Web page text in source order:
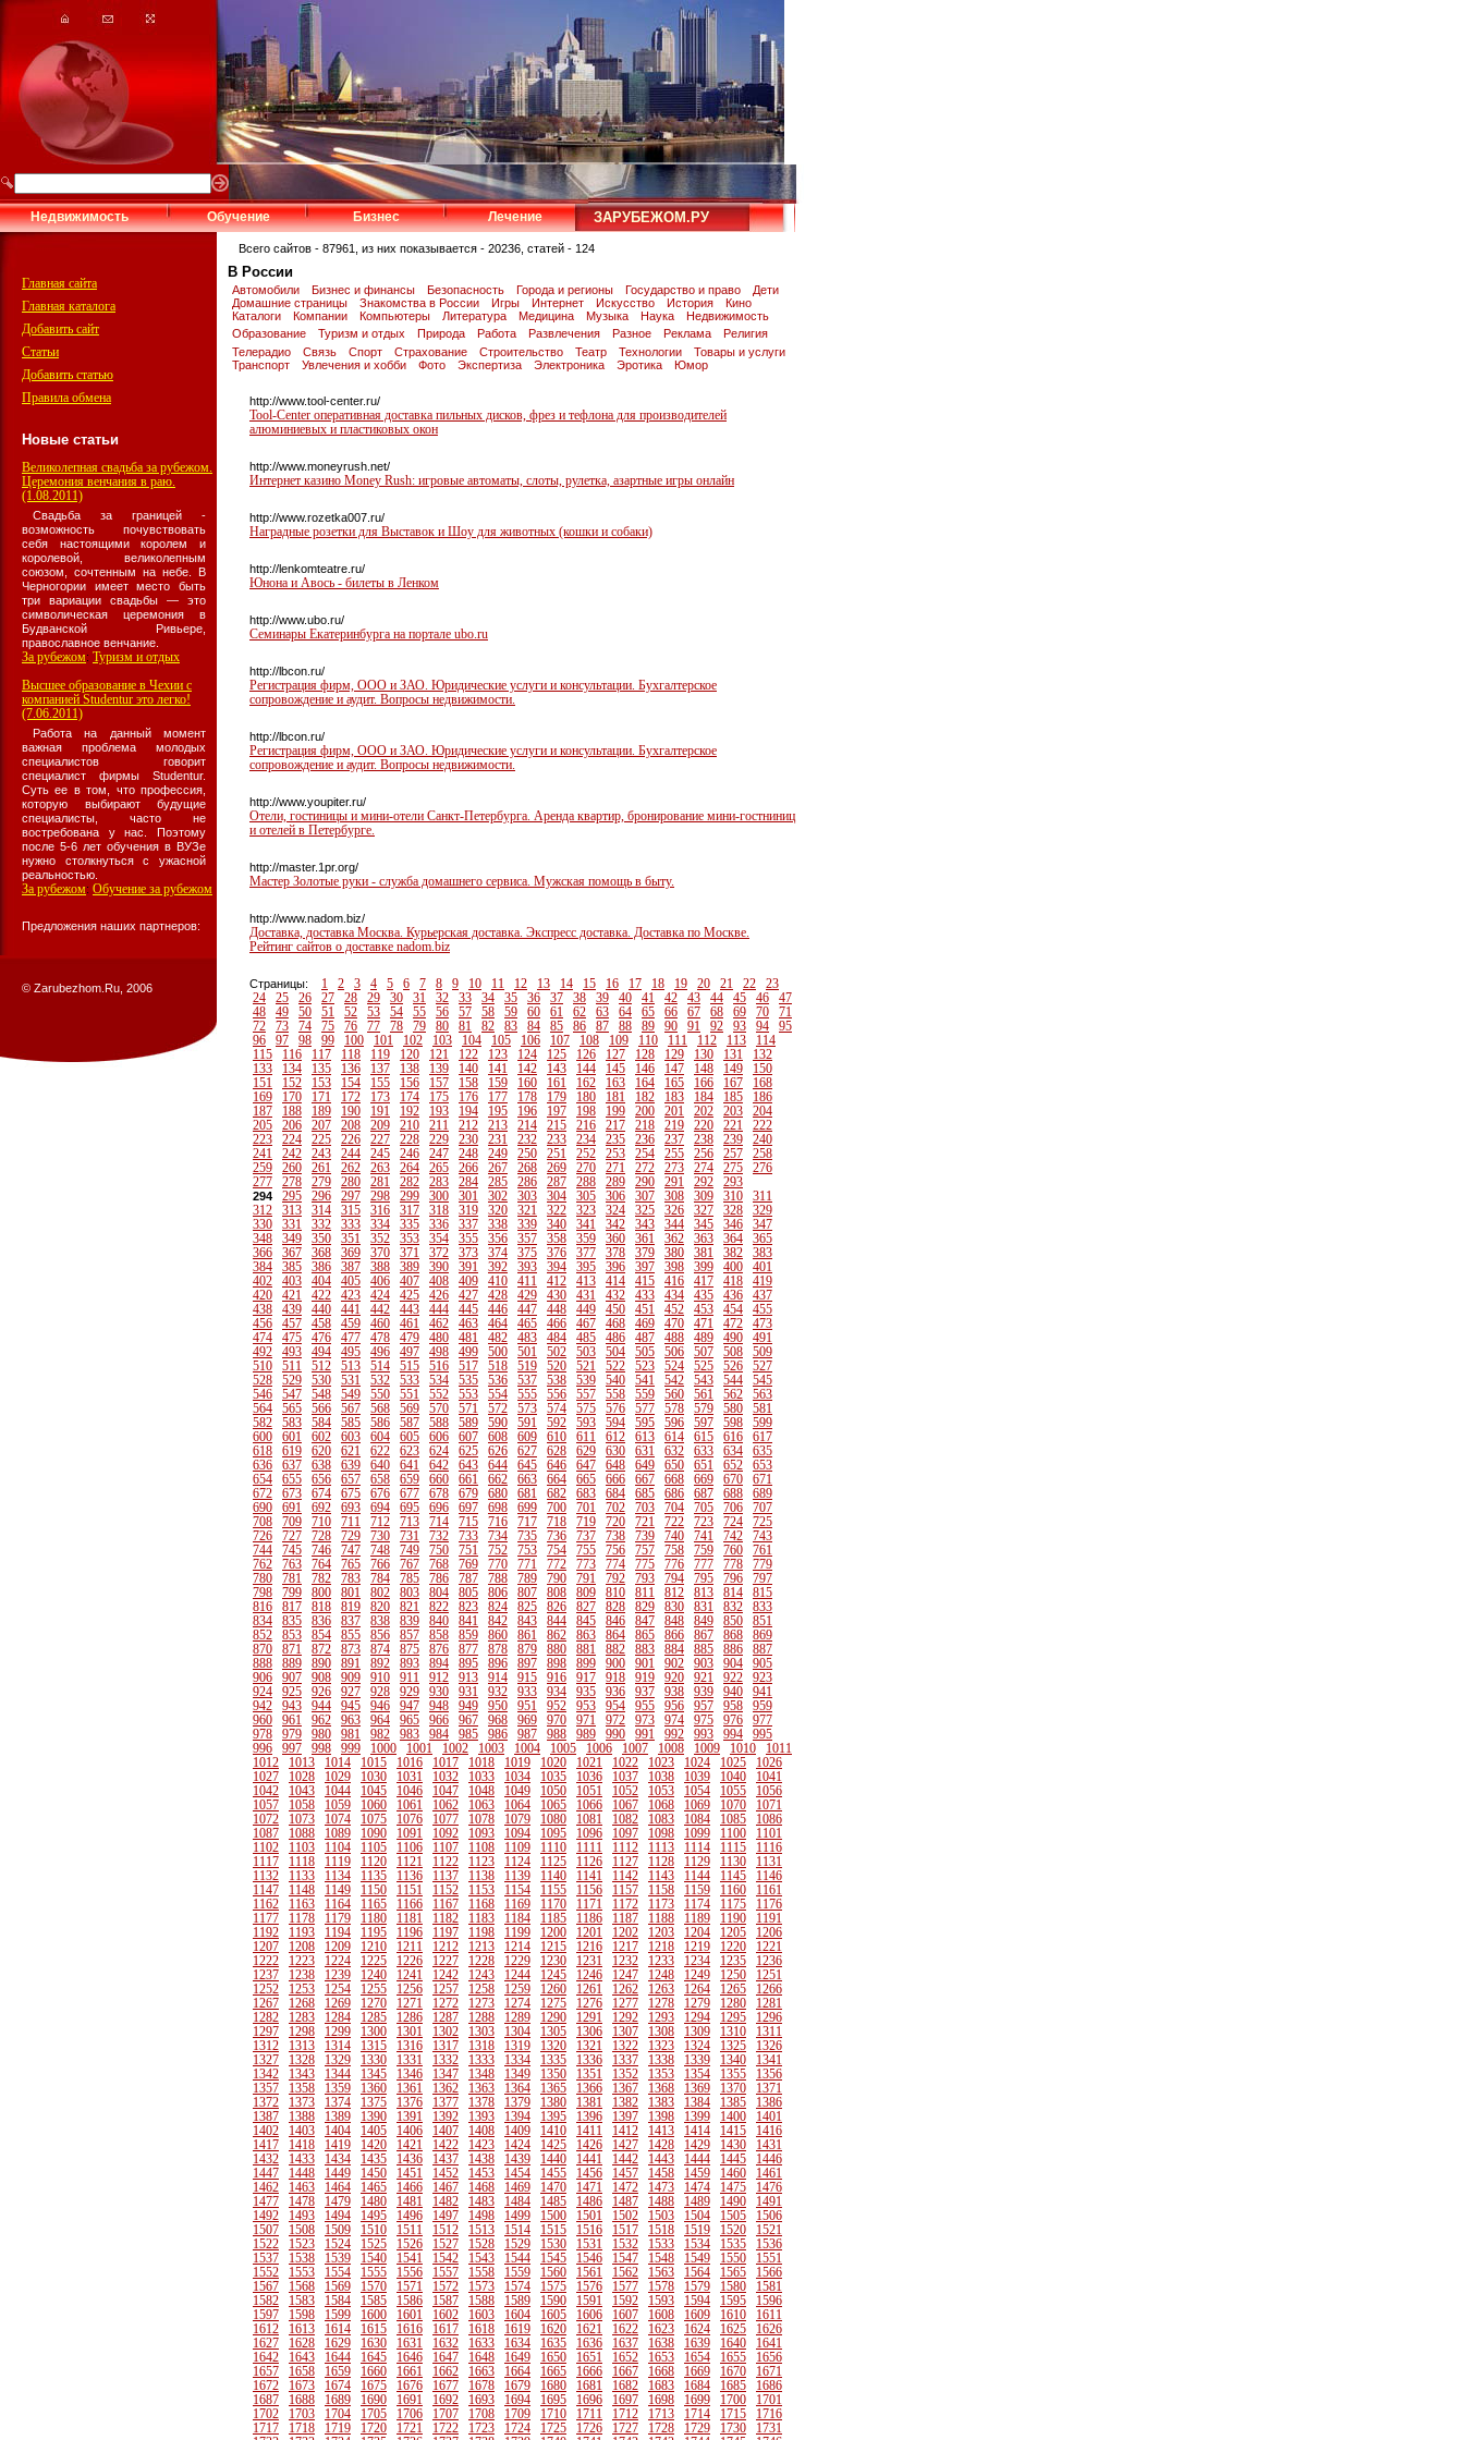
Недвижимость Обучение Бизнес Лечение ЗАРУБЕЖОМ.РУ
Главная сайта
Главная каталога
Добавить сайт
Статьи
Добавить статью
Правила обмена
Новые статьи
Великолепная свадьба за рубежом.
Церемония венчания в раю.
(1.08.2011)
Свадьба за границей -
возможность почувствовать
себя настоящими королем и
королевой, великолепным
союзом, сочтенным на небе. В
Черногории имеет место быть
три вариации свадьбы — это
символическая церемония в
Будванской Ривьере,
православное венчание.
За рубежом: Туризм и отдых
Высшее образование в Чехии с
компанией Studentur это легко!
(7.06.2011)
Работа на данный момент
важная проблема молодых
специалистов говорит
специалист фирмы Studentur.
Суть ее в том, что профессия,
которую выбирают будущие
специалисты, часто не
востребована у нас. Поэтому
после 5-6 лет обучения в ВУЗе
нужно столкнуться с ужасной
реальностью.
За рубежом: Обучение за рубежом
Предложения наших партнеров:
© Zarubezhom.Ru, 2006
Всего сайтов - 87961, из них показывается - 20236, статей - 124
В России
Автомобили Бизнес и финансы Безопасность Города и регионы Государство и право
Дети
Домашние страницы
Знакомства в России Игры Интернет Искусство История
Кино
Каталоги
Компании Компьютеры Литература Медицина Музыка Наука
Недвижимость
Образование
Туризм и отдых Природа Работа Развлечения Разное Реклама
Религия
Телерадио
Связь Спорт Страхование Строительство Театр Технологии
Товары и услуги
Транспорт
Увлечения и хобби Фото Экспертиза Электроника Эротика Юмор
http://www.tool-center.ru/
Tool-Center оперативная доставка пильных дисков, фрез и тефлона для производителей
алюминиевых и пластиковых окон
http://www.moneyrush.net/
Интернет казино Money Rush: игровые автоматы, слоты, рулетка, азартные игры онлайн
http://www.rozetka007.ru/
Наградные розетки для Выставок и Шоу для животных (кошки и собаки)
http://lenkomteatre.ru/
Юнона и Авось - билеты в Ленком
http://www.ubo.ru/
Семинары Екатеринбурга на портале ubo.ru
http://lbcon.ru/
Регистрация фирм, ООО и ЗАО. Юридические услуги и консультации. Бухгалтерское
сопровождение и аудит. Вопросы недвижимости.
http://lbcon.ru/
Регистрация фирм, ООО и ЗАО. Юридические услуги и консультации. Бухгалтерское
сопровождение и аудит. Вопросы недвижимости.
http://www.youpiter.ru/
Отели, гостиницы и мини-отели Санкт-Петербурга. Аренда квартир, бронирование мини-гостниниц
и отелей в Петербурге.
http://master.1pr.org/
Мастер Золотые руки - служба домашнего сервиса. Мужская помощь в быту.
http://www.nadom.biz/
Доставка, доставка Москва. Курьерская доставка. Экспресс доставка. Доставка по Москве.
Рейтинг сайтов о доставке nadom.biz
Страницы: 1 2 3 4 5 6 7 8 9 10 11 12 13 14 15 16 17 18 19 20 21 22
23
24
25 26 27 28 29 30 31 32 33 34 35 36 37 38 39 40 41 42 43 44 45 46
47
48
49 50 51 52 53 54 55 56 57 58 59 60 61 62 63 64 65 66 67 68 69 70
71
72
73 74 75 76 77 78 79 80 81 82 83 84 85 86 87 88 89 90 91 92 93 94
95
96
97 98 99 100 101 102 103 104 105 106 107 108 109 110 111 112 113
114
115
116 117 118 119 120 121 122 123 124 125 126 127 128 129 130 131
132
133
134 135 136 137 138 139 140 141 142 143 144 145 146 147 148 149
150
151
152 153 154 155 156 157 158 159 160 161 162 163 164 165 166 167
168
169
170 171 172 173 174 175 176 177 178 179 180 181 182 183 184 185
186
187
188 189 190 191 192 193 194 195 196 197 198 199 200 201 202 203
204
205
206 207 208 209 210 211 212 213 214 215 216 217 218 219 220 221
222
223
224 225 226 227 228 229 230 231 232 233 234 235 236 237 238 239
240
241
242 243 244 245 246 247 248 249 250 251 252 253 254 255 256 257
258
259
260 261 262 263 264 265 266 267 268 269 270 271 272 273 274 275
276
277
278 279 280 281 282 283 284 285 286 287 288 289 290 291 292 293
294 295 296 297 298 299 300 301 302 303 304 305 306 307 308 309 310
311
312
313 314 315 316 317 318 319 320 321 322 323 324 325 326 327 328
329
330
331 332 333 334 335 336 337 338 339 340 341 342 343 344 345 346
347
348
349 350 351 352 353 354 355 356 357 358 359 360 361 362 363 364
365
366
367 368 369 370 371 372 373 374 375 376 377 378 379 380 381 382
383
384
385 386 387 388 389 390 391 392 393 394 395 396 397 398 399 400
401
402
403 404 405 406 407 408 409 410 411 412 413 414 415 416 417 418
419
420
421 422 423 424 425 426 427 428 429 430 431 432 433 434 435 436
437
438
439 440 441 442 443 444 445 446 447 448 449 450 451 452 453 454
455
456
457 458 459 460 461 462 463 464 465 466 467 468 469 470 471 472
473
474
475 476 477 478 479 480 481 482 483 484 485 486 487 488 489 490
491
492
493 494 495 496 497 498 499 500 501 502 503 504 505 506 507 508
509
510
511 512 513 514 515 516 517 518 519 520 521 522 523 524 525 526
527
528
529 530 531 532 533 534 535 536 537 538 539 540 541 542 543 544
545
546
547 548 549 550 551 552 553 554 555 556 557 558 559 560 561 562
563
564
565 566 567 568 569 570 571 572 573 574 575 576 577 578 579 580
581
582
583 584 585 586 587 588 589 590 591 592 593 594 595 596 597 598
599
600
601 602 603 604 605 606 607 608 609 610 611 612 613 614 615 616
617
618
619 620 621 622 623 624 625 626 627 628 629 630 631 632 633 634
635
636
637 638 639 640 641 642 643 644 645 646 647 648 649 650 651 652
653
654
655 656 657 658 659 660 661 662 663 664 665 666 667 668 669 670
671
672
673 674 675 676 677 678 679 680 681 682 683 684 685 686 687 688
689
690
691 692 693 694 695 696 697 698 699 700 701 702 703 704 705 706
707
708
709 710 711 712 713 714 715 716 717 718 719 720 721 722 723 724
725
726
727 728 729 730 731 732 733 734 735 736 737 738 739 740 741 742
743
744
745 746 747 748 749 750 751 752 753 754 755 756 757 758 759 760
761
762
763 764 765 766 767 768 769 770 771 772 773 774 775 776 777 778
779
780
781 782 783 784 785 786 787 788 789 790 791 792 793 794 795 796
797
798
799 800 801 802 803 804 805 806 807 808 809 810 811 812 813 814
815
816
817 818 819 820 821 822 823 824 825 826 827 828 829 830 831 832
833
834
835 836 837 838 839 840 841 842 843 844 845 846 847 848 849 850
851
852
853 854 855 856 857 858 859 860 861 862 863 864 865 866 867 868
869
870
871 872 873 874 875 876 877 878 879 880 881 882 883 884 885 886
887
888
889 890 891 892 893 894 895 896 897 898 899 900 901 902 903 904
905
906
907 908 909 910 911 912 913 914 915 916 917 918 919 920 921 922
923
924
925 926 927 928 929 930 931 932 933 934 935 936 937 938 939 940
941
942
943 944 945 946 947 948 949 950 951 952 953 954 955 956 957 958
959
960
961 962 963 964 965 966 967 968 969 970 971 972 973 974 975 976
977
978
979 980 981 982 983 984 985 986 987 988 989 990 991 992 993 994
995
996
997 998 999 1000 1001 1002 1003 1004 1005 1006 1007 1008 1009 1010
1011
1012
1013 1014 1015 1016 1017 1018 1019 1020 1021 1022 1023 1024 1025
1026
1027
1028 1029 1030 1031 1032 1033 1034 1035 1036 1037 1038 1039 1040
1041
1042
1043 1044 1045 1046 1047 1048 1049 1050 1051 1052 1053 1054 1055
1056
1057
1058 1059 1060 1061 1062 1063 1064 1065 1066 1067 1068 1069 1070
1071
1072
1073 1074 1075 1076 1077 1078 1079 1080 1081 1082 1083 1084 1085
1086
1087
1088 1089 1090 1091 1092 1093 1094 1095 1096 1097 1098 1099 1100
1101
1102
1103 1104 1105 1106 1107 1108 1109 1110 1111 1112 1113 1114 1115
1116
1117
1118 1119 1120 1121 1122 1123 1124 1125 1126 1127 1128 1129 1130
1131
1132
1133 1134 1135 1136 1137 1138 1139 1140 1141 1142 1143 1144 1145
1146
1147
1148 1149 1150 1151 1152 1153 1154 1155 1156 1157 1158 1159 1160
1161
1162
1163 1164 1165 1166 1167 1168 1169 1170 1171 1172 1173 1174 1175
1176
1177
1178 1179 1180 1181 1182 1183 1184 1185 1186 1187 1188 1189 1190
1191
1192
1193 1194 1195 1196 1197 1198 1199 1200 1201 1202 1203 1204 1205
1206
1207
1208 1209 1210 1211 1212 1213 1214 1215 1216 1217 1218 1219 1220
1221
1222
1223 1224 1225 1226 1227 1228 1229 1230 1231 1232 1233 1234 1235
1236
1237
1238 1239 1240 1241 1242 1243 1244 1245 1246 1247 1248 1249 1250
1251
1252
1253 1254 1255 1256 1257 1258 1259 1260 1261 1262 1263 1264 1265
1266
1267
1268 1269 1270 1271 1272 1273 1274 1275 1276 1277 1278 1279 1280
1281
1282
1283 1284 1285 1286 1287 1288 1289 1290 1291 1292 1293 1294 1295
1296
1297
1298 1299 1300 1301 1302 1303 1304 1305 1306 1307 1308 1309 1310
1311
1312
1313 1314 1315 1316 1317 1318 1319 1320 1321 1322 1323 1324 1325
1326
1327
1328 1329 1330 1331 1332 1333 1334 1335 1336 1337 1338 1339 1340
1341
1342
1343 1344 1345 1346 1347 1348 1349 1350 1351 1352 1353 1354 1355
1356
1357
1358 1359 1360 1361 1362 1363 1364 1365 1366 1367 1368 1369 1370
1371
1372
1373 1374 1375 1376 1377 1378 1379 1380 1381 1382 1383 1384 1385
1386
1387
1388 1389 1390 1391 1392 1393 1394 1395 1396 1397 1398 1399 1400
1401
1402
1403 1404 1405 1406 1407 1408 1409 1410 1411 1412 1413 1414 1415
1416
1417
1418 1419 1420 1421 1422 1423 1424 1425 1426 1427 1428 1429 1430
1431
1432
1433 1434 1435 1436 1437 1438 1439 1440 1441 1442 1443 1444 1445
1446
1447
1448 1449 1450 1451 1452 1453 1454 1455 1456 1457 1458 1459 1460
1461
1462
1463 1464 1465 1466 1467 1468 1469 1470 1471 1472 1473 1474 1475
1476
1477
1478 1479 1480 1481 1482 1483 1484 1485 1486 1487 1488 1489 1490
1491
1492
1493 1494 1495 1496 1497 1498 1499 1500 1501 1502 1503 1504 1505
1506
1507
1508 1509 1510 1511 1512 1513 1514 1515 1516 1517 1518 1519 1520
1521
1522
1523 1524 1525 1526 1527 1528 1529 1530 1531 1532 1533 1534 1535
1536
1537
1538 1539 1540 1541 1542 1543 1544 1545 1546 1547 1548 1549 1550
1551
1552
1553 1554 1555 1556 1557 1558 1559 1560 1561 1562 1563 1564 1565
1566
1567
1568 1569 1570 1571 1572 1573 1574 1575 1576 1577 1578 1579 1580
1581
1582
1583 1584 1585 1586 1587 1588 1589 1590 1591 1592 1593 1594 1595
1596
1597
1598 1599 1600 1601 1602 1603 1604 1605 1606 1607 1608 1609 1610
1611
1612
1613 1614 1615 1616 1617 1618 1619 1620 1621 1622 1623 1624 1625
1626
1627
1628 1629 1630 1631 1632 1633 1634 1635 1636 1637 1638 1639 1640
1641
1642
1643 1644 1645 1646 1647 1648 1649 1650 1651 1652 1653 1654 1655
1656
1657
1658 1659 1660 1661 1662 1663 1664 1665 1666 1667 1668 1669 1670
1671
1672
1673 1674 1675 1676 1677 1678 1679 1680 1681 1682 1683 1684 1685
1686
1687
1688 1689 1690 1691 1692 1693 1694 1695 1696 1697 1698 1699 1700
1701
1702
1703 1704 1705 1706 1707 1708 1709 1710 1711 1712 1713 1714 1715
1716
1717
1718 1719 1720 1721 1722 1723 1724 1725 1726 1727 1728 1729 1730
1731